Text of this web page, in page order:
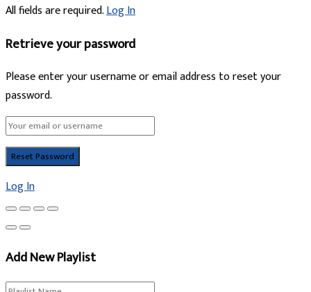
All fields are required.Log In
Retrieve your password
Please enter your username or email address to reset your
password.
Log In
Add New Playlist